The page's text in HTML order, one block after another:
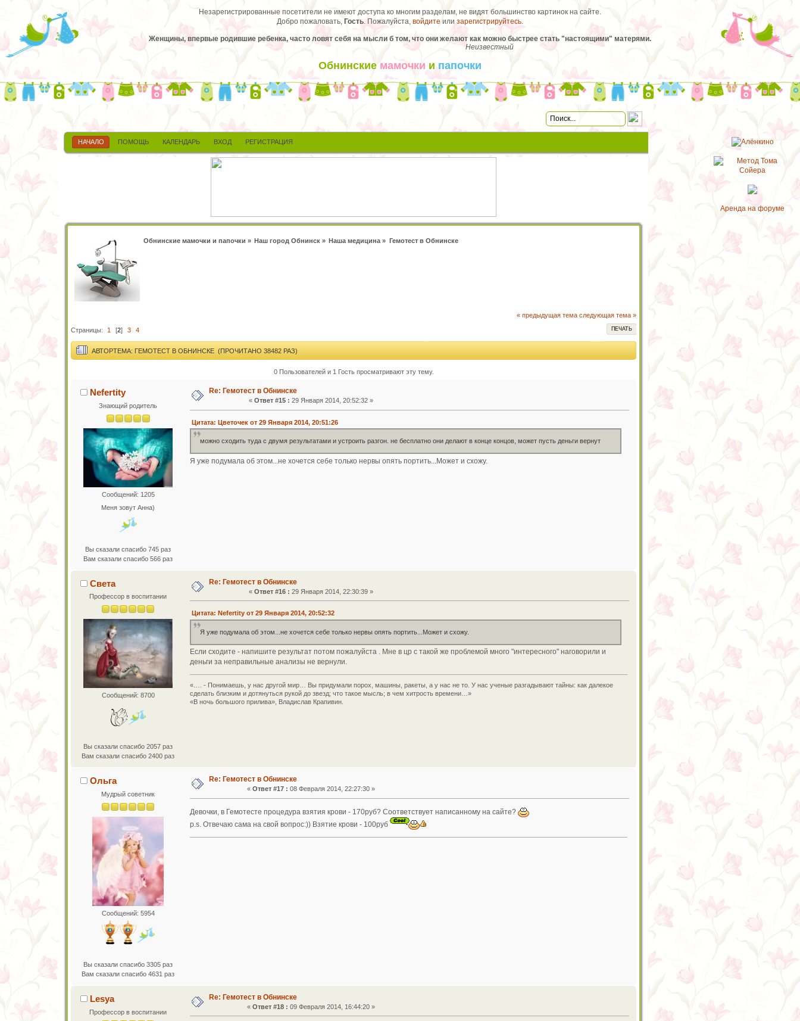
Незарегистрированные посетители не имеют доступа ко многим разделам, не видят большинство картинок на сайте.
Добро пожаловать, Гость. Пожалуйста, войдите илизарегистрируйтесь.
Женщины, впервые родившие ребенка, часто ловят себя на мысли б том, что они желают как можно быстрее стать "настоящими" матерями.
Неизвестный
Обнинские мамочки ипапочки
НАЧАЛО ПОМОЩЬ КАЛЕНДАРЬ ВХОД РЕГИСТРАЦИЯ
Обнинские мамочки и папочки » Наш город Обнинск» Наша медицина » Гемотест в Обнинске
« предыдущая тема следующая тема »
ПЕЧАТЬ
Страницы: 1 [2] 3 4
АВТОРТЕМА: ГЕМОТЕСТ В ОБНИНСКЕ (ПРОЧИТАНО 38482 РАЗ)
0 Пользователей и 1 Гость просматривают эту тему.
Nefertity
Знающий родитель
Сообщений: 1205
Меня зовут Анна)
Вы сказали спасибо 745 раз
Вам сказали спасибо 566 раз
Re: Гемотест в Обнинске
« Ответ #15 : 29 Января 2014, 20:52:32 »
Цитата: Цветочек от 29 Января 2014, 20:51:26
можно сходить туда с двумя результатами и устроить разгон. не бесплатно они делают в конце концов, может пусть деньги вернут
Я уже подумала об этом...не хочется себе только нервы опять портить...Может и схожу.
Света
Профессор в воспитании
Сообщений: 8700
Вы сказали спасибо 2057 раз
Вам сказали спасибо 2400 раз
Re: Гемотест в Обнинске
« Ответ #16 : 29 Января 2014, 22:30:39 »
Цитата: Nefertity от 29 Января 2014, 20:52:32
Я уже подумала об этом...не хочется себе только нервы опять портить...Может и схожу.
Если сходите - напишите результат потом пожалуйста . Мне в цр с такой же проблемой много "интересного" наговорили и
деньги за неправильные анализы не вернули.
«…. - Понимаешь, у нас другой мир… Вы придумали порох, машины, ракеты, а у нас не то. У нас ученые разгадывают тайны: как далекое
сделать близким и дотянуться рукой до звезд; что такое мысль; в чем хитрость времени…»
«В ночь большого прилива», Владислав Крапивин.
Ольга
Мудрый советник
Сообщений: 5954
Вы сказали спасибо 3305 раз
Вам сказали спасибо 4631 раз
Re: Гемотест в Обнинске
« Ответ #17 : 08 Февраля 2014, 22:27:30 »
Девочки, в Гемотесте процедура взятия крови - 170руб? Соответствует написанному на сайте?
p.s. Отвечаю сама на свой вопрос:)) Взятие крови - 100руб
Lesya
Профессор в воспитании
Re: Гемотест в Обнинске
« Ответ #18 : 09 Февраля 2014, 16:44:20 »
Аренда на форуме